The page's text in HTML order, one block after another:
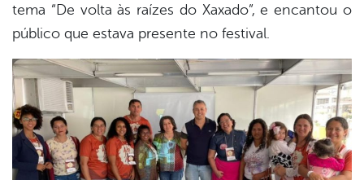
tema “De volta às raízes do Xaxado”, e encantou o
público que estava presente no festival.